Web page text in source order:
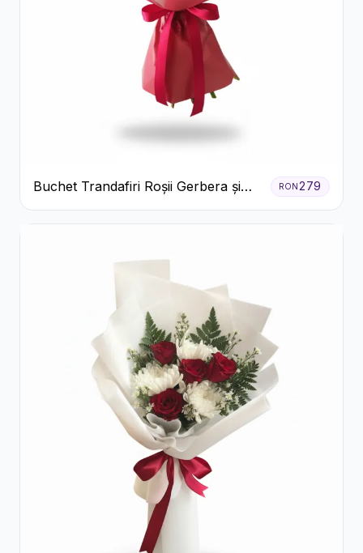
Buchet Trandafiri Roșii Gerbera și
Verdeață
RON279